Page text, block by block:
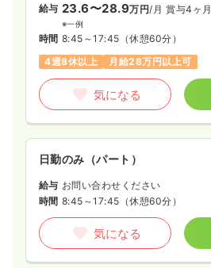
給与 23.6〜28.9万円/月 賞与4ヶ月
※一例
時間 8:45～17:45 （休憩60分）
4週8休以上
月給28万円以上可
気になる
日勤のみ（パート）
給与 お問い合わせください
時間 8:45～17:45 （休憩60分）
気になる